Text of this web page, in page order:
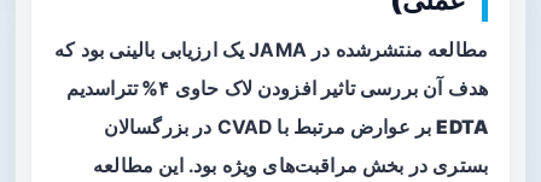
مطالعه منتشرشده در JAMA یک ارزیابی بالینی بود که
هدف آن بررسی تاثیر افزودن لاک حاوی
۴% تتراسدیم
EDTA
بر عوارض مرتبط با CVAD در بزرگسالان
بستری در بخش مراقبت‌های ویژه بود. این مطالعه